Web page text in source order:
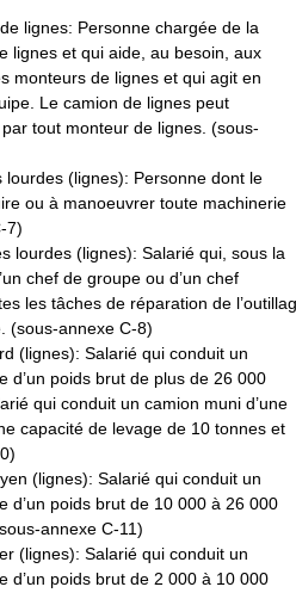
lignes: Personne chargée de la
lignes et qui aide, au besoin, aux
monteurs de lignes et qui agit en
Le camion de lignes peut
tout monteur de lignes. (sous-
lourdes (lignes): Personne dont le
ou à manoeuvrer toute machinerie
7)
lourdes (lignes): Salarié qui, sous la
chef de groupe ou d’un chef
les tâches de réparation de
(sous-annexe C-8)
(lignes): Salarié qui conduit un
d’un poids brut de plus de 26 000
qui conduit un camion muni d’une
capacité de levage de 10 tonnes et
(lignes): Salarié qui conduit un
d’un poids brut de 10 000 à 26 000
annexe C-11)
(lignes): Salarié qui conduit un
d’un poids brut de 2 000 à 10 000